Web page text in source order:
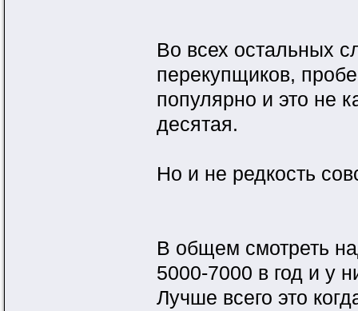
Во всех остальных
перекупщиков,
популярно и это не
десятая.
Но и не редкость
В общем смотреть
5000-7000 в год и у
Лучше всего это